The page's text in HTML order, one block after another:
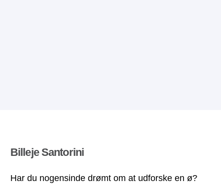
Billeje Santorini
Har du nogensinde drømt om at udforske en ø?